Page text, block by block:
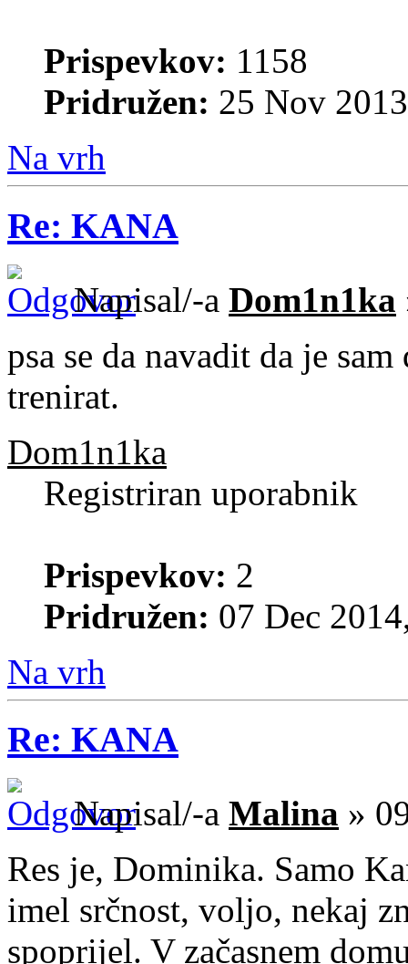
Prispevkov: 1158
Pridružen: 25 Nov
Na vrh
Re: KANA
Napisal/-a Dom1n1ka
psa se da navadit da je
trenirat.
Dom1n1ka
Registriran uporabnik
Prispevkov: 2
Pridružen: 07 Dec
Na vrh
Re: KANA
Napisal/-a Malina »
Res je, Dominika. Samo
imel srčnost, voljo, nekaj
spoprijel. V začasnem